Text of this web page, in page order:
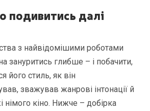
подивитись далі
з найвідомішими роботами
зануритись глибше – і побачити,
його стиль, як він
зважував жанрові інтонації й
німого кіно. Нижче – добірка